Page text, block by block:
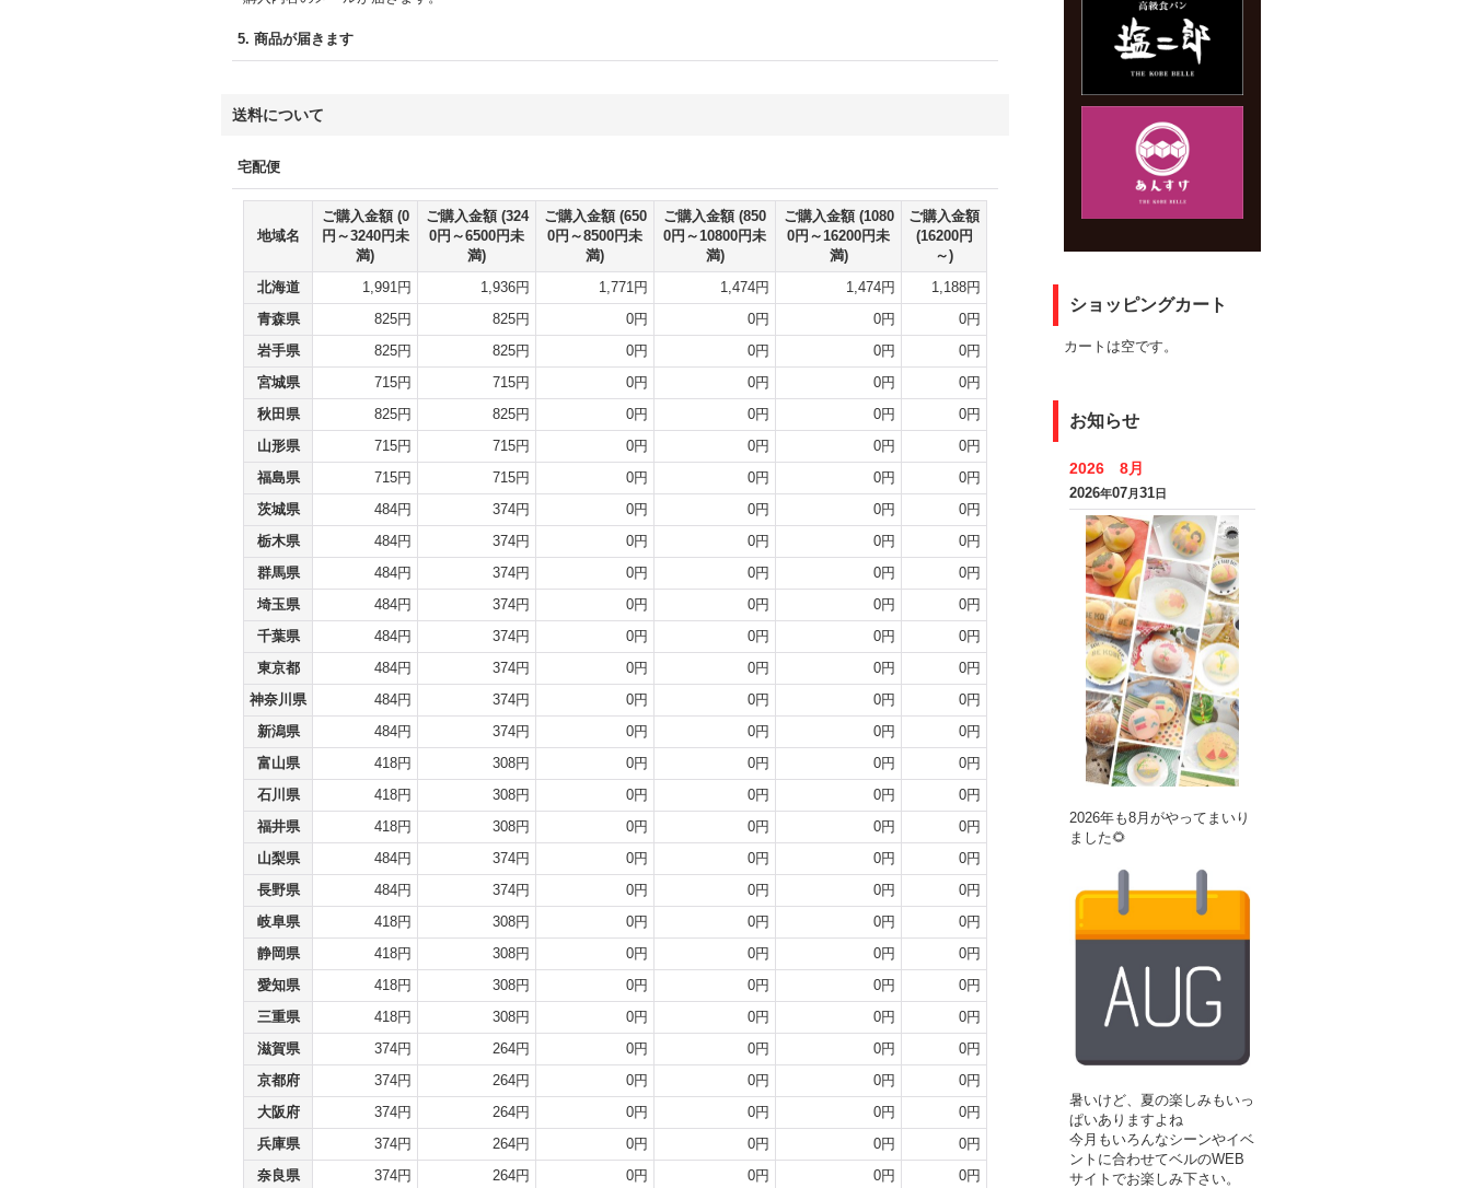
5. 商品が届きます
送料について
宅配便
地域名
ご購入金額 (0
円～3240円未
満)
ご購入金額 (324
0円～6500円未
満)
ご購入金額 (650
0円～8500円未
満)
ご購入金額 (850
0円～10800円未
満)
ご購入金額 (1080
0円～16200円未
満)
ご購入金額
(16200円
～)
北海道
1,991円 1,936円 1,771円 1,474円 1,474円
1,188円
青森県
825円 825円 0円 0円 0円
0円
岩手県
825円 825円 0円 0円 0円
0円
宮城県
715円 715円 0円 0円 0円
0円
秋田県
825円 825円 0円 0円 0円
0円
山形県
715円 715円 0円 0円 0円
0円
福島県
715円 715円 0円 0円 0円
0円
茨城県
484円 374円 0円 0円 0円
0円
栃木県
484円 374円 0円 0円 0円
0円
群馬県
484円 374円 0円 0円 0円
0円
埼玉県
484円 374円 0円 0円 0円
0円
千葉県
484円 374円 0円 0円 0円
0円
東京都
484円 374円 0円 0円 0円
0円
神奈川県
484円 374円 0円 0円 0円
0円
新潟県
484円 374円 0円 0円 0円
0円
富山県
418円 308円 0円 0円 0円
0円
石川県
418円 308円 0円 0円 0円
0円
福井県
418円 308円 0円 0円 0円
0円
山梨県
484円 374円 0円 0円 0円
0円
長野県
484円 374円 0円 0円 0円
0円
岐阜県
418円 308円 0円 0円 0円
0円
静岡県
418円 308円 0円 0円 0円
0円
愛知県
418円 308円 0円 0円 0円
0円
三重県
418円 308円 0円 0円 0円
0円
滋賀県
374円 264円 0円 0円 0円
0円
京都府
374円 264円 0円 0円 0円
0円
大阪府
374円 264円 0円 0円 0円
0円
兵庫県
374円 264円 0円 0円 0円
0円
奈良県
374円 264円 0円 0円 0円
0円
ショッピングカート
カートは空です。
お知らせ
2026 8月
2026年07月31日
2026年も8月がやってまいり
ました🌻
暑いけど、夏の楽しみもいっ
ぱいありますよね
今月もいろんなシーンやイベ
ントに合わせてベルのWEB
サイトでお楽しみ下さい。